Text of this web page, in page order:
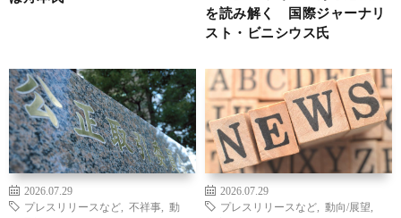
を読み解く 国際ジャーナリ
スト・ビニシウス氏
2026.07.29
プレスリリースなど
不祥事
動
2026.07.29
プレスリリースなど
動向/展望